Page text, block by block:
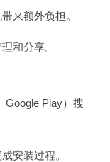
来额外负担。
和分享。
Google Play）搜
安装过程。